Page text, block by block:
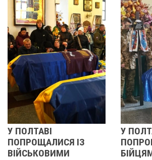
У ПОЛТАВІ
ПОПРОЩАЛИСЯ ІЗ
БІЙЦЯМИ